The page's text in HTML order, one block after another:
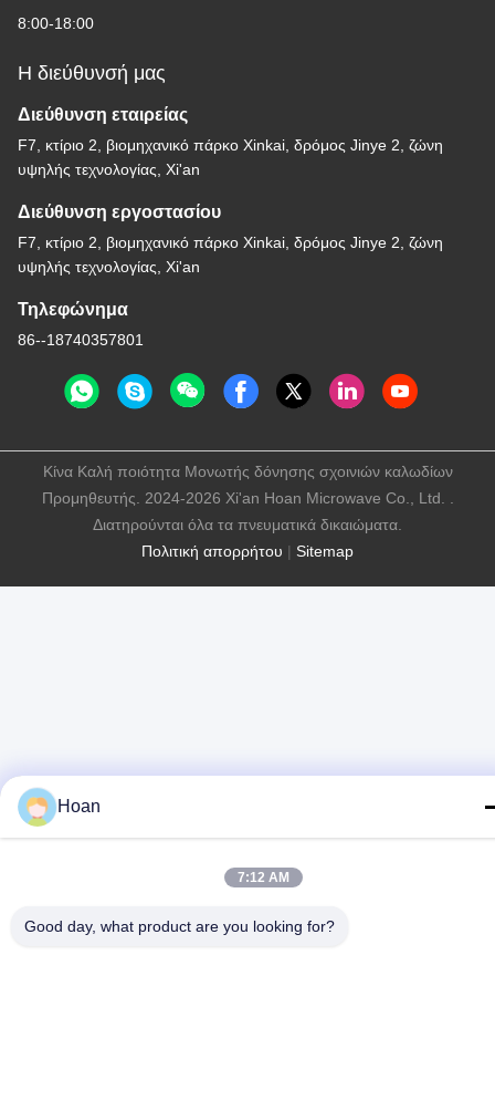
8:00-18:00
Η διεύθυνσή μας
Διεύθυνση εταιρείας
F7, κτίριο 2, βιομηχανικό πάρκο Xinkai, δρόμος Jinye 2, ζώνη
υψηλής τεχνολογίας, Xi'an
Διεύθυνση εργοστασίου
F7, κτίριο 2, βιομηχανικό πάρκο Xinkai, δρόμος Jinye 2, ζώνη
υψηλής τεχνολογίας, Xi'an
Τηλεφώνημα
86--18740357801
Πολιτική απορρήτου | Sitemap
Κίνα Καλή ποιότητα Μονωτής δόνησης σχοινιών καλωδίων
Προμηθευτής. 2024-2026 Xi'an Hoan Microwave Co., Ltd. .
Διατηρούνται όλα τα πνευματικά δικαιώματα.
Hoan
7:12 AM
Good day, what product are you looking for?